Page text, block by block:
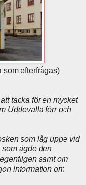
som efterfrågas)
tacka för en mycket
Uddevalla förr och
som låg uppe vid
som ägde den
samt om
information om